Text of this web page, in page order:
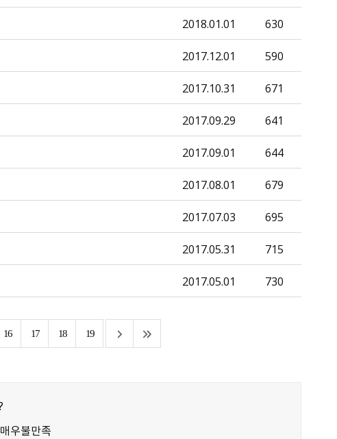
2018.01.01
630
2017.12.01
590
2017.10.31
671
2017.09.29
641
2017.09.01
644
2017.08.01
679
2017.07.03
695
2017.05.31
715
2017.05.01 730
16 17 18 19
매우불만족